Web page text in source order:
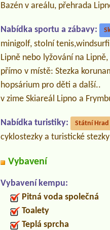
Bazén v areálu, přehrada
Nabídka sportu a zábavy:
minigolf, stolní
Lipně nebo lyžování na
přímo v místě: Stezka
hopsárium pro děti a další..
v zime Skiareál Lipno a
Nabídka turistiky: Státní
cyklostezky a turistické
Vybavení
Vybavení kempu:
Pitná voda společná
Toalety
Teplá sprcha